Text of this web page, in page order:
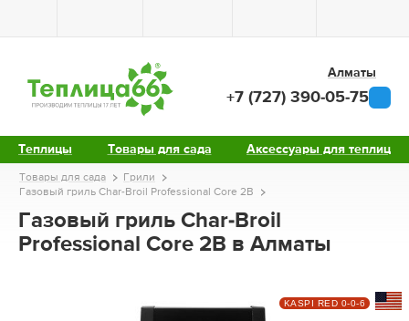
Теплицы Товары для сада Аксессуары для теплиц
Алматы
+7 (727) 390-05-75
Товары для сада
Грили
Газовый гриль Char-Broil Professional Core 2B
Газовый гриль Char-Broil
Professional Core 2B в Алматы
KASPI RED 0-0-6